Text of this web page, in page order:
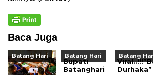
Baca Juga
Batang Hari Batang Hari
Bupati
Batanghari
Batang
Durhaka”